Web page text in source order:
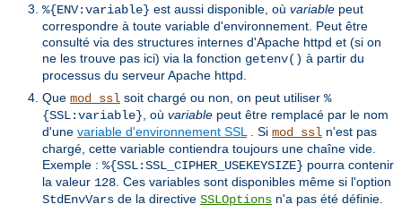
%{ENV:variable} est aussi disponible, où variable peut
correspondre à toute variable d'environnement. Peut être
consulté via des structures internes d'Apache httpd et (si on
ne les trouve pas ici) via la fonction getenv() à partir du
processus du serveur Apache httpd.
Que mod_ssl soit chargé ou non, on peut utiliser %
{SSL:variable} , où variable peut être remplacé par le nom
d'une variable d'environnement SSL . Si mod_ssl n'est pas
chargé, cette variable contiendra toujours une chaîne vide.
Exemple : %{SSL:SSL_CIPHER_USEKEYSIZE} pourra contenir
la valeur 128 . Ces variables sont disponibles même si l'option
StdEnvVars de la directive SSLOptions n'a pas été définie.